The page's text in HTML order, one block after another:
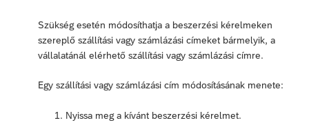
Szükség esetén módosíthatja a beszerzési kérelmeken
szereplő szállítási vagy számlázási címeket bármelyik, a
vállalatánál elérhető szállítási vagy számlázási címre.
Egy szállítási vagy számlázási cím módosításának menete:
Nyissa meg a kívánt beszerzési kérelmet.